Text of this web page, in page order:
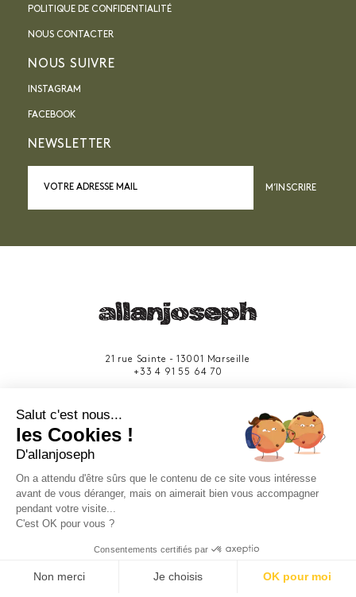
POLITIQUE DE CONFIDENTIALITÉ
NOUS CONTACTER
NOUS SUIVRE
INSTAGRAM
FACEBOOK
NEWSLETTER
M’INSCRIRE
21 rue Sainte - 13001 Marseille
+33 4 91 55 64 70
Provence-Alpes-Côte d'Azur.
Salut c'est nous...
les Cookies !
D'allanjoseph
On a attendu d'être sûrs que le contenu de ce site vous intéresse
avant de vous déranger, mais on aimerait bien vous accompagner
pendant votre visite...
C'est OK pour vous ?
Consentements certifiés par
Non merci Je choisis OK pour moi